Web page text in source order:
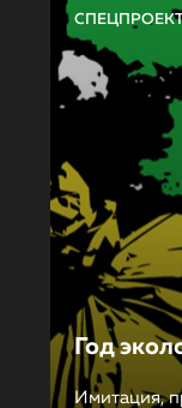
Год
Имитация,